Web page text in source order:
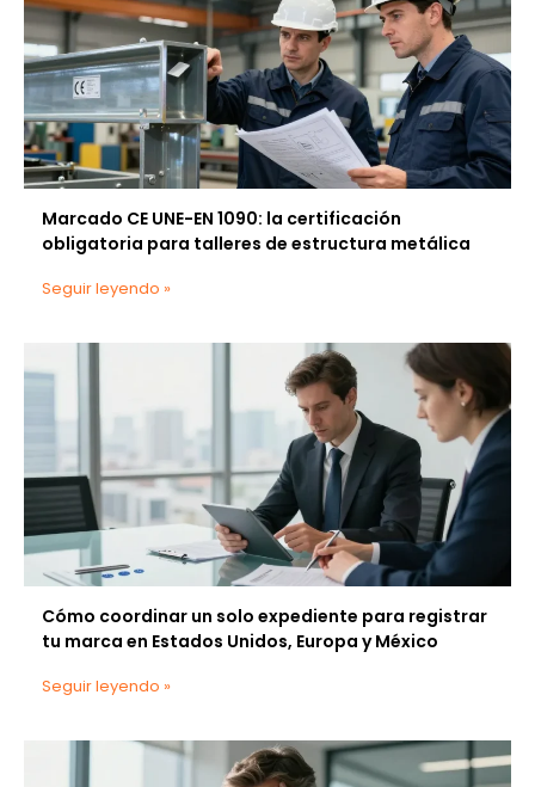
Marcado CE UNE-EN 1090: la certificación
obligatoria para talleres de estructura metálica
Seguir leyendo »
Cómo coordinar un solo expediente para registrar
tu marca en Estados Unidos, Europa y México
Seguir leyendo »